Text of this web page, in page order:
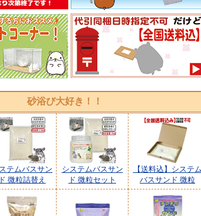
砂浴び大好き！！
テムバスサン
ド 微粒詰替え
システムバスサン
ド 微粒セット
【送料込】システ
バスサンド 微粒